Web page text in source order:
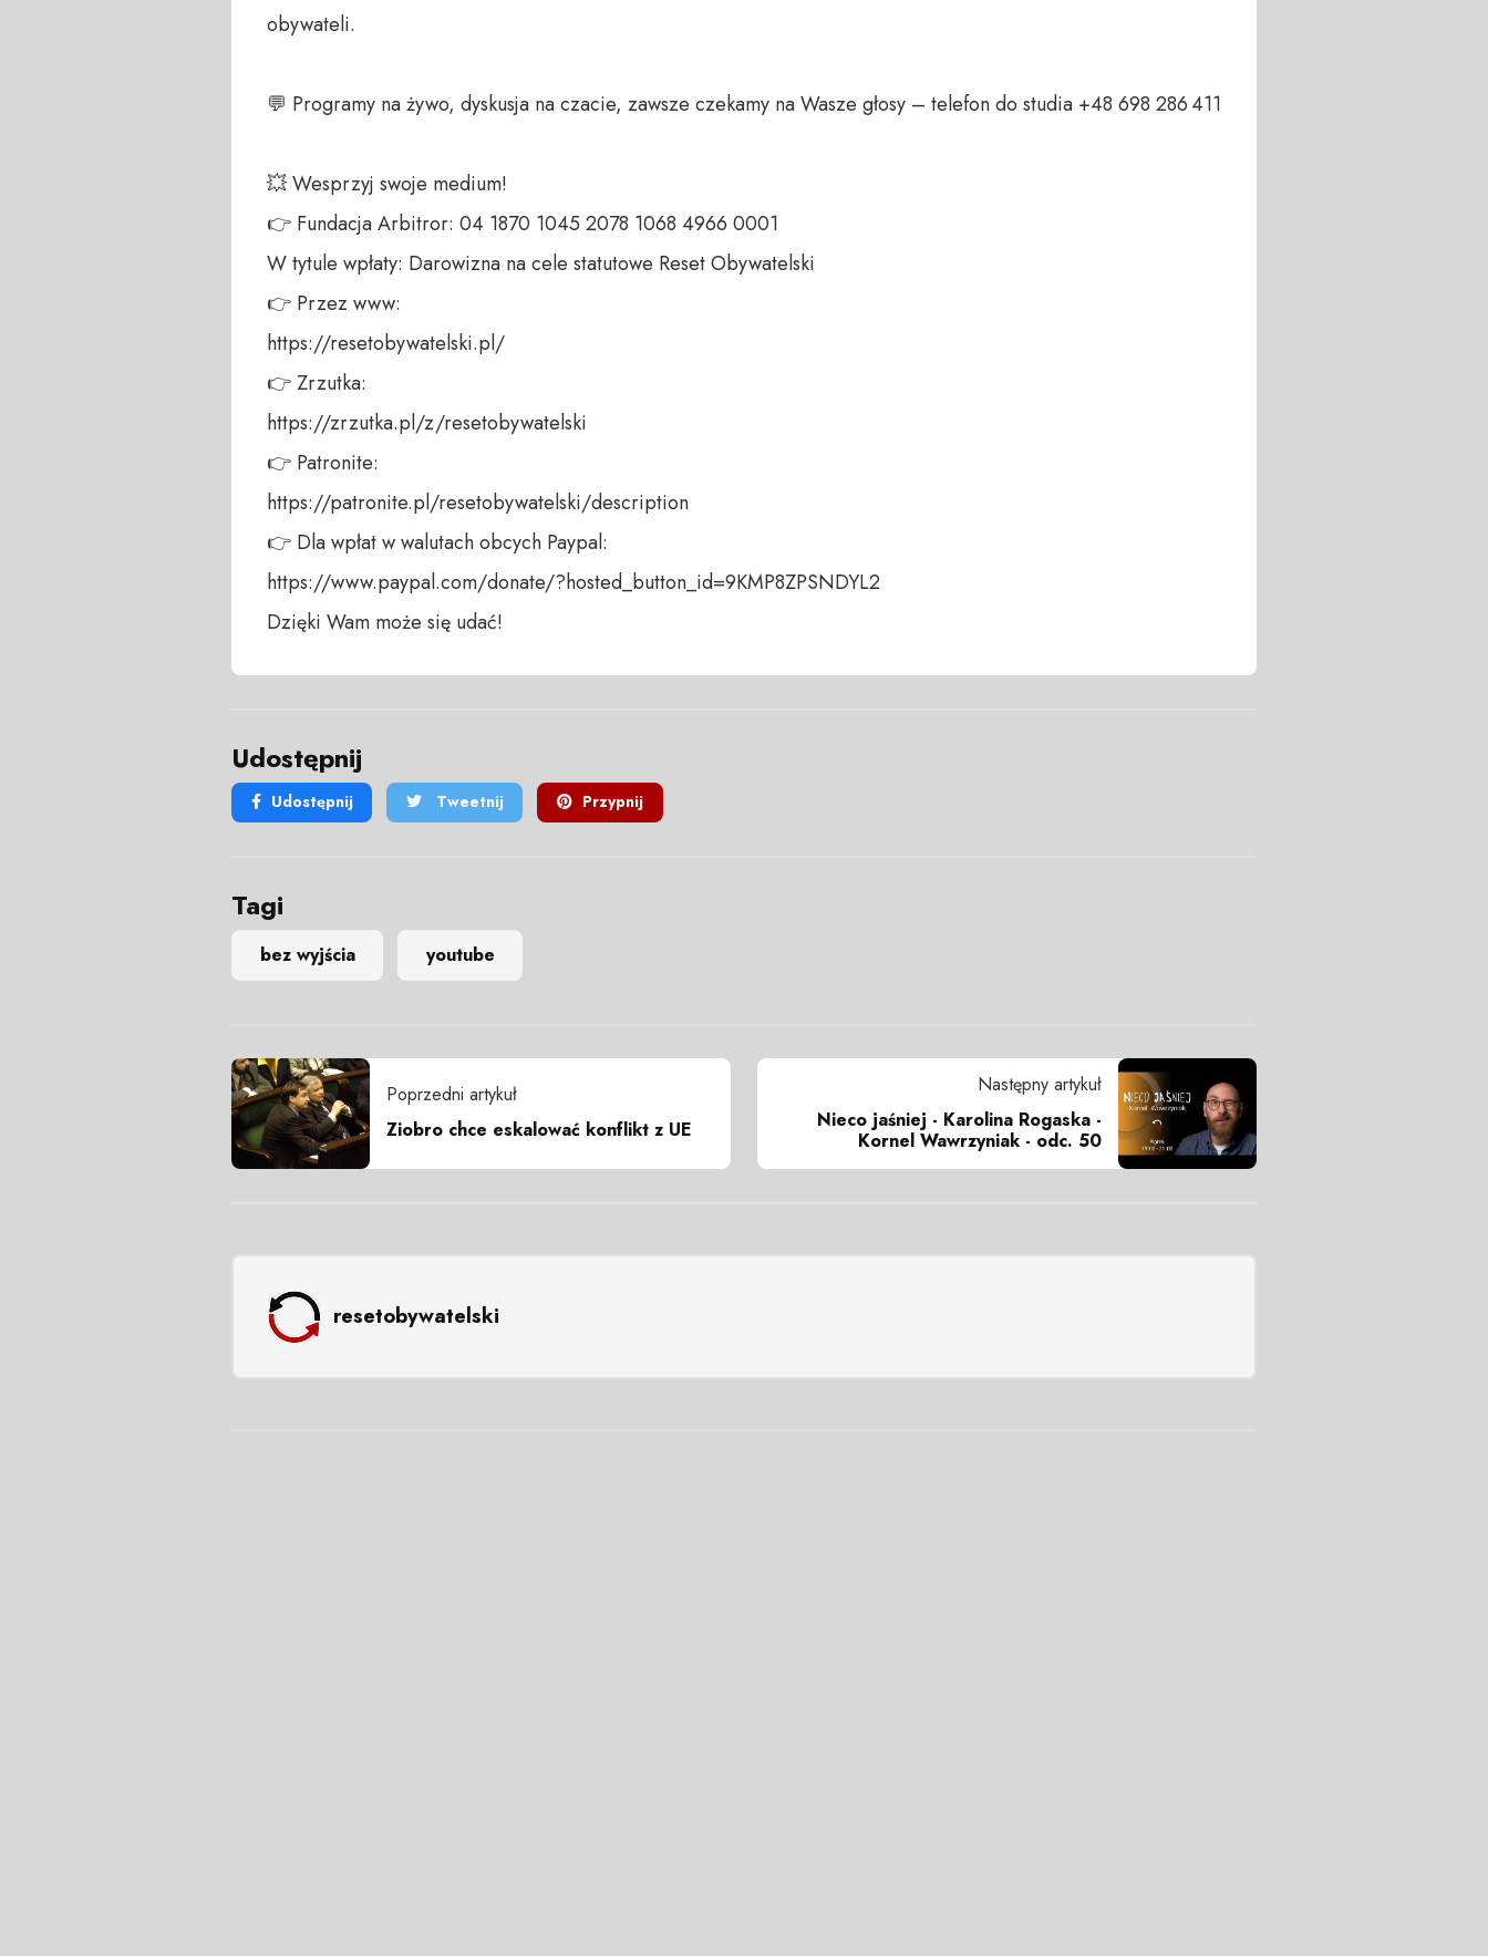
obywateli.
💬 Programy na żywo, dyskusja na czacie, zawsze czekamy na Wasze głosy – telefon do studia +48 698 286 411
💥 Wesprzyj swoje medium!
👉 Fundacja Arbitror: 04 1870 1045 2078 1068 4966 0001
W tytule wpłaty: Darowizna na cele statutowe Reset Obywatelski
👉 Przez www:
https://resetobywatelski.pl/
👉 Zrzutka:
https://zrzutka.pl/z/resetobywatelski
👉 Patronite:
https://patronite.pl/resetobywatelski/description
👉 Dla wpłat w walutach obcych Paypal:
https://www.paypal.com/donate/?hosted_button_id=9KMP8ZPSNDYL2
Dzięki Wam może się udać!
Udostępnij
Udostępnij Tweetnij Przypnij
Tagi
bez wyjścia youtube
Poprzedni artykuł
Ziobro chce eskalować konflikt z UE
Następny artykuł
Nieco jaśniej - Karolina Rogaska -
Kornel Wawrzyniak - odc. 50
resetobywatelski